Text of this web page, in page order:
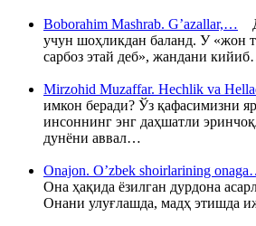
Boborahim Mashrab. G’azallar,…
учун шоҳликдан баланд. У «жон
сарбоз этай деб», жандани
Mirzohid Muzaffar. Hechlik va
имкон беради? Ўз қафасимизни
инсоннинг энг даҳшатли
дунёни аввал…
Onajon. O’zbek shoirlarining
Она ҳақида ёзилган дурдона
Онани улуғлашда, мадҳ этишда